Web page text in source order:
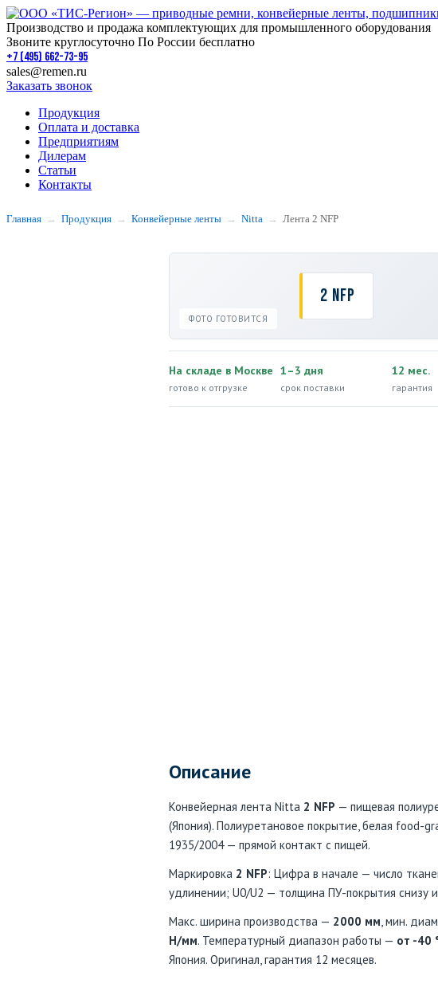
Производство и продажа комплектующих для промышленного оборудования
Звоните круглосуточно По России бесплатно
+7 (495) 662-73-95
sales@remen.ru
Заказать звонок
Продукция
Оплата и доставка
Предприятиям
Дилерам
Статьи
Контакты
Главная Продукция Конвейерные ленты Nitta Лента 2 NFP
2 NFP
ФОТО ГОТОВИТСЯ
На складе в Москве
готово к отгрузке
1–3 дня
срок поставки
12 мес.
гарантия
Описание
Конвейерная лента Nitta 2 NFP — пищевая
(Япония). Полиуретановое покрытие, белая food-
1935/2004 — прямой контакт с пищей.
Маркировка 2 NFP: Цифра в начале — число
удлинении; U0/U2 — толщина ПУ-покрытия снизу
Макс. ширина производства — 2000 мм, мин.
Н/мм. Температурный диапазон работы — от -40
Япония. Оригинал, гарантия 12 месяцев.